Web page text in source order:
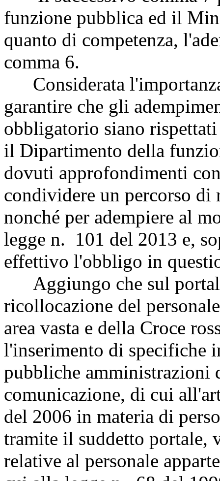
funzione pubblica ed il
quanto di competenza,
comma 6.
Considerata
garantire che gli
obbligatorio siano
il Dipartimento della
dovuti approfondimenti
condividere un percorso
nonché per adempiere al
legge n. 101 del 2013 e,
effettivo l'obbligo in
Aggiungo che sul
ricollocazione del
area vasta e della Croce
l'inserimento di specifiche
pubbliche amministrazioni
comunicazione, di cui
del 2006 in materia di
tramite il suddetto portale,
relative al personale